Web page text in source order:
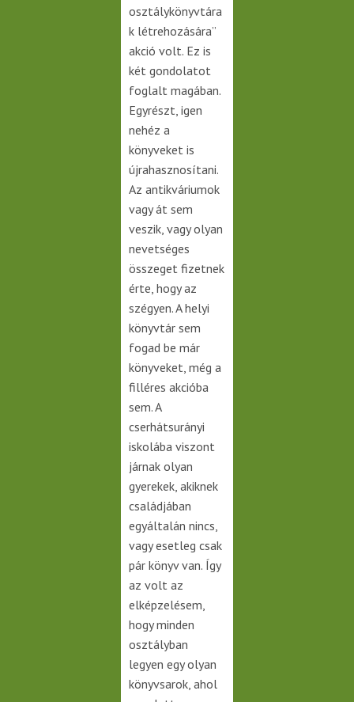
osztálykönyvtára
k létrehozására”
akció volt. Ez is
két gondolatot
foglalt magában.
Egyrészt, igen
nehéz a
könyveket is
újrahasznosítani.
Az antikváriumok
vagy át sem
veszik, vagy olyan
nevetséges
összeget fizetnek
érte, hogy az
szégyen. A helyi
könyvtár sem
fogad be már
könyveket, még a
filléres akcióba
sem. A
cserhátsurányi
iskolába viszont
járnak olyan
gyerekek, akiknek
családjában
egyáltalán nincs,
vagy esetleg csak
pár könyv van. Így
az volt az
elképzelésem,
hogy minden
osztályban
legyen egy olyan
könyvsarok, ahol